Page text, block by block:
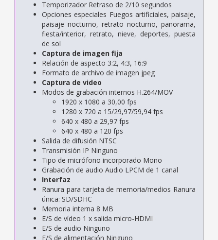
Temporizador Retraso de 2/10 segundos
Opciones especiales Fuegos artificiales, paisaje,
paisaje nocturno, retrato nocturno, panorama,
fiesta/interior, retrato, nieve, deportes, puesta
de sol
Captura de imagen fija
Relación de aspecto 3:2, 4:3, 16:9
Formato de archivo de imagen jpeg
Captura de video
Modos de grabación internos H.264/MOV
1920 x 1080 a 30,00 fps
1280 x 720 a 15/29,97/59,94 fps
640 x 480 a 29,97 fps
640 x 480 a 120 fps
Salida de difusión NTSC
Transmisión IP Ninguno
Tipo de micrófono incorporado Mono
Grabación de audio Audio LPCM de 1 canal
Interfaz
Ranura para tarjeta de memoria/medios Ranura
única: SD/SDHC
Memoria interna 8 MB
E/S de vídeo 1 x salida micro-HDMI
E/S de audio Ninguno
E/S de alimentación Ninguno